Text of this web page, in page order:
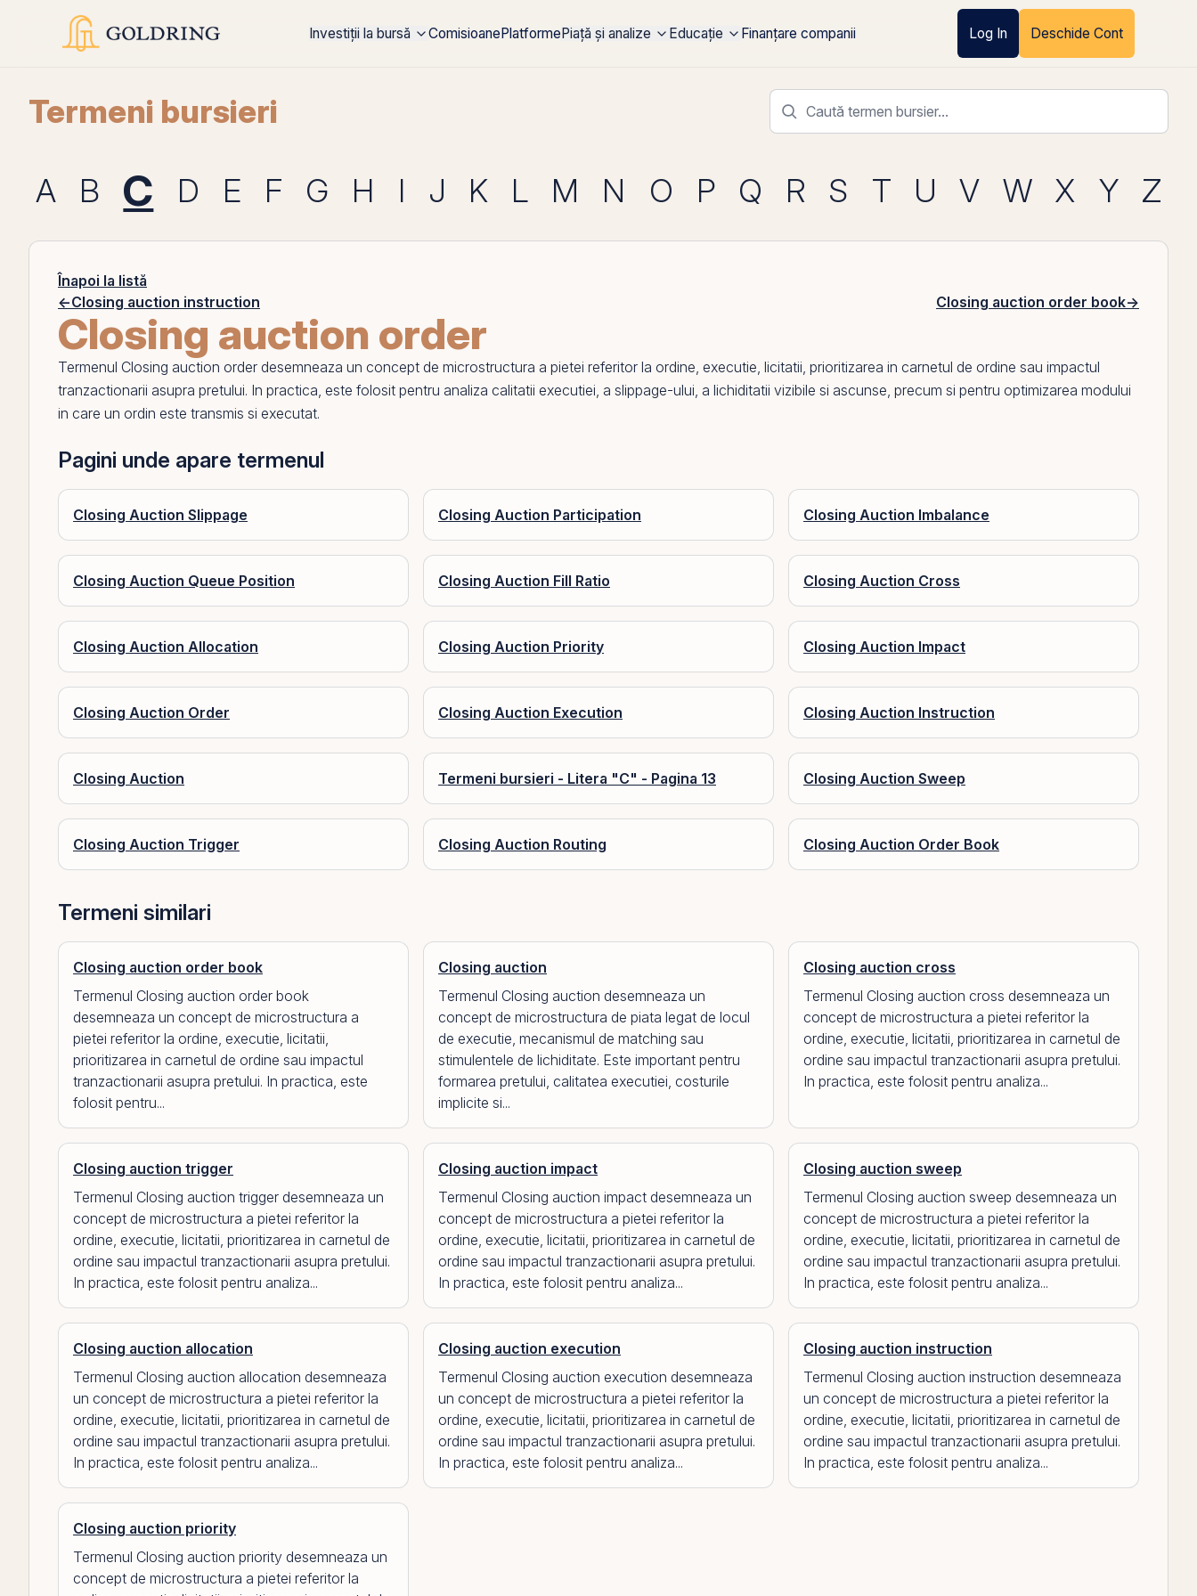
Investiții la bursă ComisioanePlatformePiață și analize Educație Finanțare companii Log In Deschide Cont
Termeni bursieri
A B C D E F G H I J K L M N O P Q R S T U V W X Y Z
Înapoi la listă
←Closing auction instruction Closing auction order book→
Closing auction order
Termenul Closing auction order desemneaza un concept de microstructura a pietei referitor la ordine, executie, licitatii, prioritizarea in carnetul de ordine sau impactul
tranzactionarii asupra pretului. In practica, este folosit pentru analiza calitatii executiei, a slippage-ului, a lichiditatii vizibile si ascunse, precum si pentru optimizarea modului
in care un ordin este transmis si executat.
Pagini unde apare termenul
Closing Auction Slippage Closing Auction Participation Closing Auction Imbalance
Closing Auction Queue Position Closing Auction Fill Ratio Closing Auction Cross
Closing Auction Allocation Closing Auction Priority Closing Auction Impact
Closing Auction Order Closing Auction Execution Closing Auction Instruction
Closing Auction Termeni bursieri - Litera "C" - Pagina 13 Closing Auction Sweep
Closing Auction Trigger Closing Auction Routing Closing Auction Order Book
Termeni similari
Closing auction order book
Termenul Closing auction order book
desemneaza un concept de microstructura a
pietei referitor la ordine, executie, licitatii,
prioritizarea in carnetul de ordine sau impactul
tranzactionarii asupra pretului. In practica, este
folosit pentru...
Closing auction
Termenul Closing auction desemneaza un
concept de microstructura de piata legat de locul
de executie, mecanismul de matching sau
stimulentele de lichiditate. Este important pentru
formarea pretului, calitatea executiei, costurile
implicite si...
Closing auction cross
Termenul Closing auction cross desemneaza un
concept de microstructura a pietei referitor la
ordine, executie, licitatii, prioritizarea in carnetul de
ordine sau impactul tranzactionarii asupra pretului.
In practica, este folosit pentru analiza...
Closing auction trigger
Termenul Closing auction trigger desemneaza un
concept de microstructura a pietei referitor la
ordine, executie, licitatii, prioritizarea in carnetul de
ordine sau impactul tranzactionarii asupra pretului.
In practica, este folosit pentru analiza...
Closing auction impact
Termenul Closing auction impact desemneaza un
concept de microstructura a pietei referitor la
ordine, executie, licitatii, prioritizarea in carnetul de
ordine sau impactul tranzactionarii asupra pretului.
In practica, este folosit pentru analiza...
Closing auction sweep
Termenul Closing auction sweep desemneaza un
concept de microstructura a pietei referitor la
ordine, executie, licitatii, prioritizarea in carnetul de
ordine sau impactul tranzactionarii asupra pretului.
In practica, este folosit pentru analiza...
Closing auction allocation
Termenul Closing auction allocation desemneaza
un concept de microstructura a pietei referitor la
ordine, executie, licitatii, prioritizarea in carnetul de
ordine sau impactul tranzactionarii asupra pretului.
In practica, este folosit pentru analiza...
Closing auction execution
Termenul Closing auction execution desemneaza
un concept de microstructura a pietei referitor la
ordine, executie, licitatii, prioritizarea in carnetul de
ordine sau impactul tranzactionarii asupra pretului.
In practica, este folosit pentru analiza...
Closing auction instruction
Termenul Closing auction instruction desemneaza
un concept de microstructura a pietei referitor la
ordine, executie, licitatii, prioritizarea in carnetul de
ordine sau impactul tranzactionarii asupra pretului.
In practica, este folosit pentru analiza...
Closing auction priority
Termenul Closing auction priority desemneaza un
concept de microstructura a pietei referitor la